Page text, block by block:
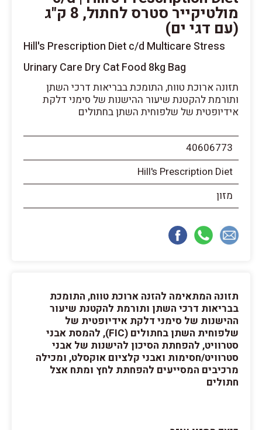
מולטיקייר סטרס לחתול, 8 ק"ג
(עם דגי ים)
Hill's Prescription Diet c/d Multicare Stress
Urinary Care Dry Cat Food 8kg Bag
תזונה ארוכת טווח, התומכת בבריאות דרכי השתן
ותורמת להקטנת שיעור ההישנות של סימני דלקת
אידיופטית של שלפוחית השתן בחתולים
40606773
Hill's Prescription Diet
מזון
תזונה המתאימה להזנה ארוכת טווח, התומכת
בבריאות דרכי השתן ותורמת להקטנת שיעור
ההישנות של סימני דלקת אידיופטית של
שלפוחית השתן בחתולים (FIC), להמסת אבני
סטרוויט, להפחתת הסיכון להישנות של אבני
סטרוויט/חסימות ואבני קלציום אוקסלט, ומכילה
מרכיבים המסייעים להפחתת לחץ ומתח אצל
חתולים